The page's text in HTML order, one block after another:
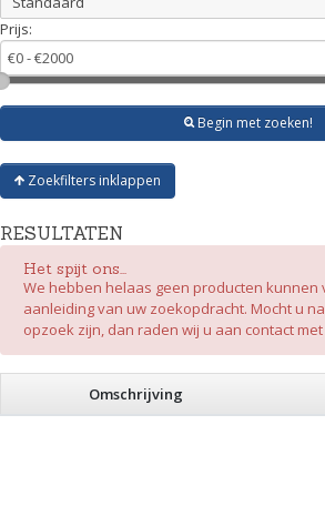
Prijs:
Begin met zoeken!
Zoekfilters inklappen
RESULTATEN
Het spijt ons...
We hebben helaas geen producten kunnen
aanleiding van uw zoekopdracht. Mocht u
opzoek zijn, dan raden wij u aan contact
Omschrijving